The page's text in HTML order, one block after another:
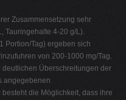
Zusammensetzung sehr
Tauringehalte 4-20 g/L).
Portion/Tag) ergeben sich
von 200-1000 mg/Tag.
Überschreitungen der
angegebenen
die Möglichkeit, dass ihre